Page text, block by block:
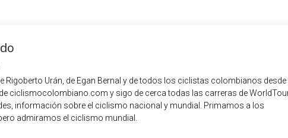
Rigoberto Urán, de Egan Bernal y de todos los ciclistas colombianos desde
ciclismocolombiano.com y sigo de cerca todas las carreras de
información sobre el ciclismo nacional y mundial. Primamos a los
admiramos el ciclismo mundial.